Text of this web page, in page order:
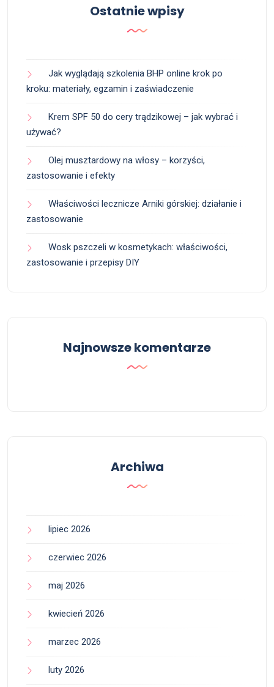
Ostatnie wpisy
Jak wyglądają szkolenia BHP online krok po
kroku: materiały, egzamin i zaświadczenie
Krem SPF 50 do cery trądzikowej – jak wybrać i
używać?
Olej musztardowy na włosy – korzyści,
zastosowanie i efekty
Właściwości lecznicze Arniki górskiej: działanie i
zastosowanie
Wosk pszczeli w kosmetykach: właściwości,
zastosowanie i przepisy DIY
Najnowsze komentarze
Archiwa
lipiec 2026
czerwiec 2026
maj 2026
kwiecień 2026
marzec 2026
luty 2026